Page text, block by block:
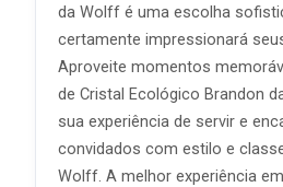
da Wolff é uma escolha
certamente impressionará
Aproveite momentos
de Cristal Ecológico Brandon
sua experiência de servir e
convidados com estilo e
Wolff. A melhor experiência